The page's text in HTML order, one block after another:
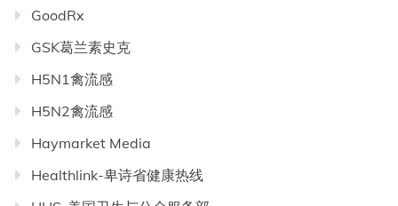
GoodRx
GSK葛兰素史克
H5N1禽流感
H5N2禽流感
Haymarket Media
Healthlink-卑诗省健康热线